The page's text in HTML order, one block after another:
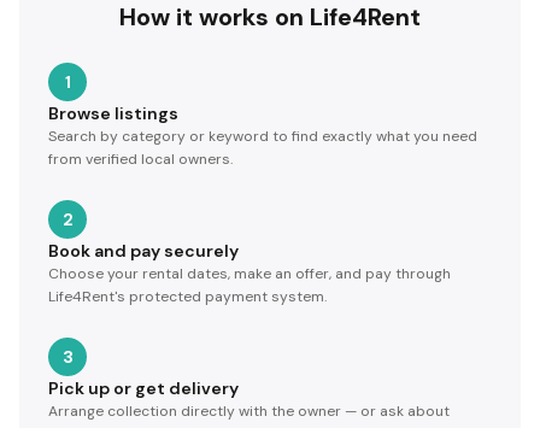
How it works on Life4Rent
1
Browse listings
Search by category or keyword to find exactly what you need
from verified local owners.
2
Book and pay securely
Choose your rental dates, make an offer, and pay through
Life4Rent's protected payment system.
3
Pick up or get delivery
Arrange collection directly with the owner — or ask about